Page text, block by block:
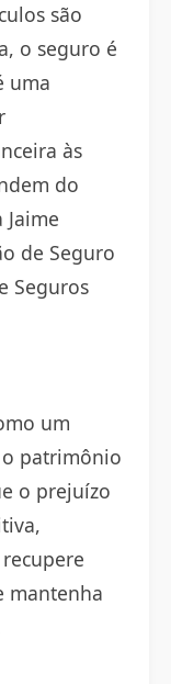
são
o seguro é
uma
às
do
de Seguro
Seguros
um
patrimônio
o prejuízo
mantenha